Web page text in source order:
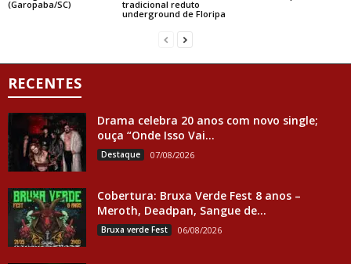
(Garopaba/SC)
tradicional reduto
underground de Floripa
RECENTES
Drama celebra 20 anos com novo single;
ouça “Onde Isso Vai...
Destaque 07/08/2026
Cobertura: Bruxa Verde Fest 8 anos –
Meroth, Deadpan, Sangue de...
Bruxa verde Fest 06/08/2026